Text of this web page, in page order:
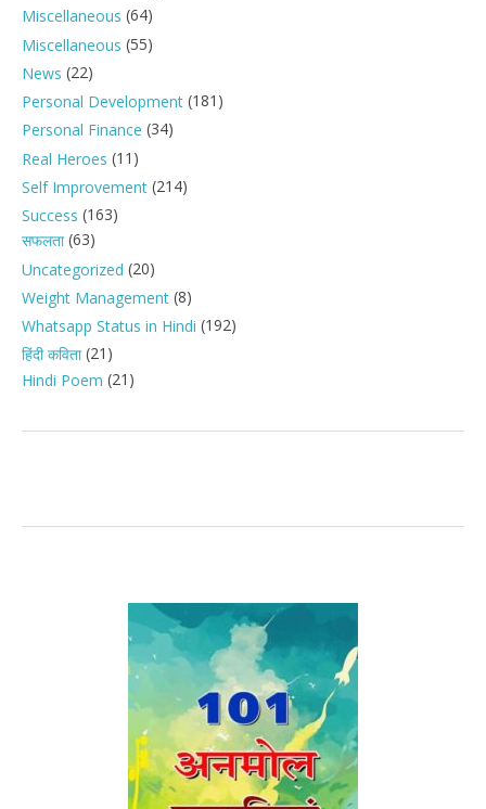
Miscellaneous (64)
Miscellaneous (55)
News (22)
Personal Development (181)
Personal Finance (34)
Real Heroes (11)
Self Improvement (214)
Success (163)
सफलता(63)
Uncategorized (20)
Weight Management (8)
Whatsapp Status in Hindi (192)
हिंदी कविता(21)
Hindi Poem (21)